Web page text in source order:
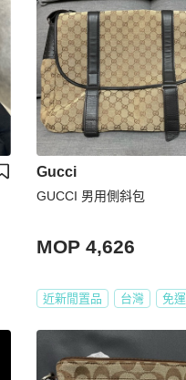
Gucci
GUCCI 男用側斜包
MOP 4,626
近新閒置品 台灣 免運